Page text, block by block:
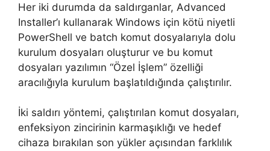
Her iki durumda da saldırganlar, Advanced
Installer’ı kullanarak Windows için kötü niyetli
PowerShell ve batch komut dosyalarıyla dolu
kurulum dosyaları oluşturur ve bu komut
dosyaları yazılımın “Özel İşlem” özelliği
aracılığıyla kurulum başlatıldığında çalıştırılır.
İki saldırı yöntemi, çalıştırılan komut dosyaları,
enfeksiyon zincirinin karmaşıklığı ve hedef
cihaza bırakılan son yükler açısından farklılık